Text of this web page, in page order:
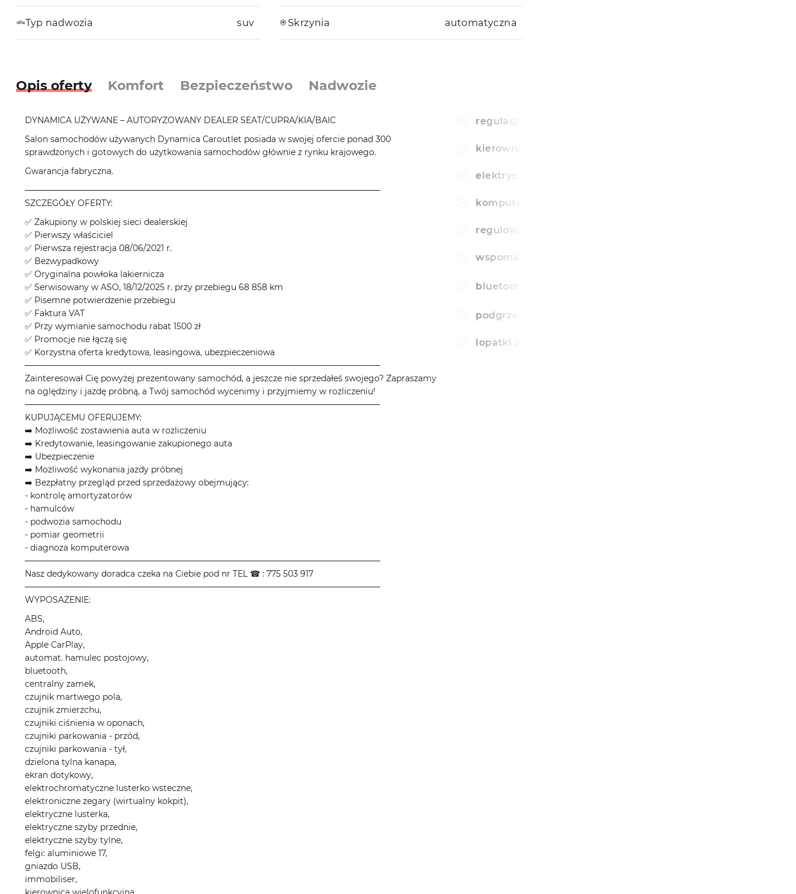
Typ nadwozia suv Skrzynia automatyczna
Opis oferty Komfort Bezpieczeństwo Nadwozie
DYNAMICA UŻYWANE – AUTORYZOWANY DEALER SEAT/CUPRA/KIA/BAIC
Salon samochodów używanych Dynamica Caroutlet posiada w swojej ofercie ponad 300
sprawdzonych i gotowych do użytkowania samochodów głównie z rynku krajowego.
Gwarancja fabryczna.
────────────────────────────────────────────────────────────
SZCZEGÓŁY OFERTY:
✅ Zakupiony w polskiej sieci dealerskiej
✅ Pierwszy właściciel
✅ Pierwsza rejestracja 08/06/2021 r.
✅ Bezwypadkowy
✅ Oryginalna powłoka lakiernicza
✅ Serwisowany w ASO, 18/12/2025 r. przy przebiegu 68 858 km
✅ Pisemne potwierdzenie przebiegu
✅ Faktura VAT
✅ Przy wymianie samochodu rabat 1500 zł
✅ Promocje nie łączą się
✅ Korzystna oferta kredytowa, leasingowa, ubezpieczeniowa
────────────────────────────────────────────────────────────
Zainteresował Cię powyżej prezentowany samochód, a jeszcze nie sprzedałeś swojego? Zapraszamy
na oględziny i jazdę próbną, a Twój samochód wycenimy i przyjmiemy w rozliczeniu!
────────────────────────────────────────────────────────────
KUPUJĄCEMU OFERUJEMY:
➡️ Możliwość zostawienia auta w rozliczeniu
➡️ Kredytowanie, leasingowanie zakupionego auta
➡️ Ubezpieczenie
➡️ Możliwość wykonania jazdy próbnej
➡️ Bezpłatny przegląd przed sprzedażowy obejmujący:
- kontrolę amortyzatorów
- hamulców
- podwozia samochodu
- pomiar geometrii
- diagnoza komputerowa
────────────────────────────────────────────────────────────
Nasz dedykowany doradca czeka na Ciebie pod nr TEL ☎ : 775 503 917
────────────────────────────────────────────────────────────
WYPOSAŻENIE:
ABS,
Android Auto,
Apple CarPlay,
automat. hamulec postojowy,
bluetooth,
centralny zamek,
czujnik martwego pola,
czujnik zmierzchu,
czujniki ciśnienia w oponach,
czujniki parkowania - przód,
czujniki parkowania - tył,
dzielona tylna kanapa,
ekran dotykowy,
elektrochromatyczne lusterko wsteczne,
elektroniczne zegary (wirtualny kokpit),
elektryczne lusterka,
elektryczne szyby przednie,
elektryczne szyby tylne,
felgi: aluminiowe 17,
gniazdo USB,
immobiliser,
regulacja wysokosci fotela
kierownica wielofunkcyjna
elektryczne szyby tylne
komputer pokladowy
regulowana kierownica
wspomaganie kierownicy
bluetooth
podgrzewana tylna szyba
lopatki zmiany biegow